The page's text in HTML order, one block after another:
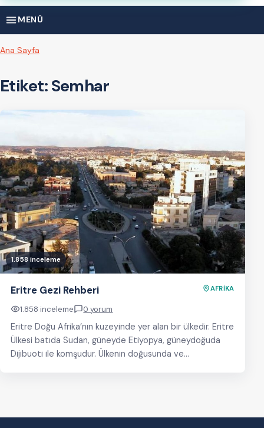
MENÜ
Ana Sayfa
Etiket:Semhar
1.858 inceleme
Eritre Gezi Rehberi AFRİKA
1.858 inceleme 0 yorum
Eritre Doğu Afrika’nın kuzeyinde yer alan bir ülkedir. Eritre
Ülkesi batıda Sudan, güneyde Etiyopya, güneydoğuda
Dijibuoti ile komşudur. Ülkenin doğusunda ve